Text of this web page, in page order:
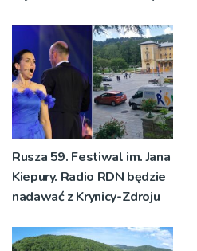
Rusza 59. Festiwal im. Jana
Kiepury. Radio RDN będzie
nadawać z Krynicy-Zdroju